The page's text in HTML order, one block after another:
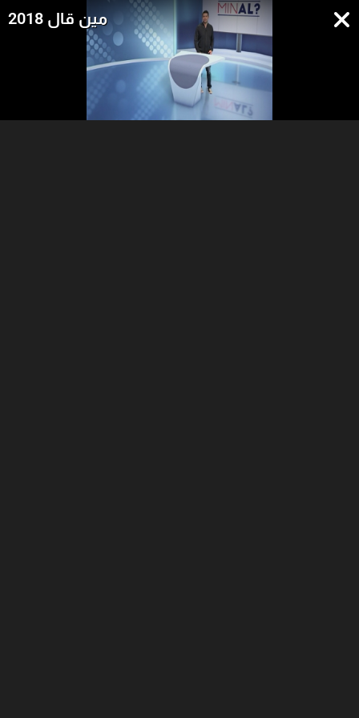
مين قال 2018